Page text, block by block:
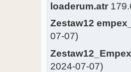
loaderum.atr
Zestaw12
07-07)
2024-07-07)